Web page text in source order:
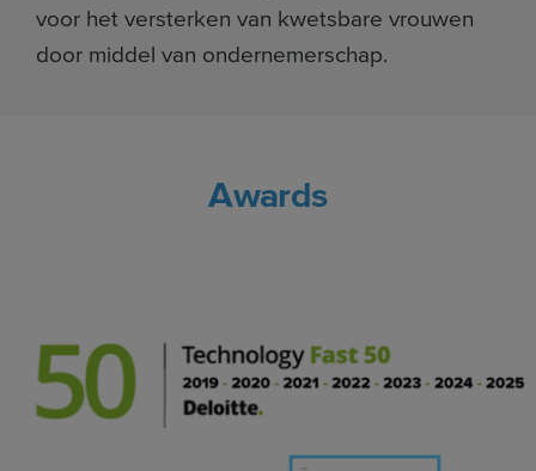
voor het versterken van kwetsbare vrouwen
door middel van ondernemerschap.
Awards